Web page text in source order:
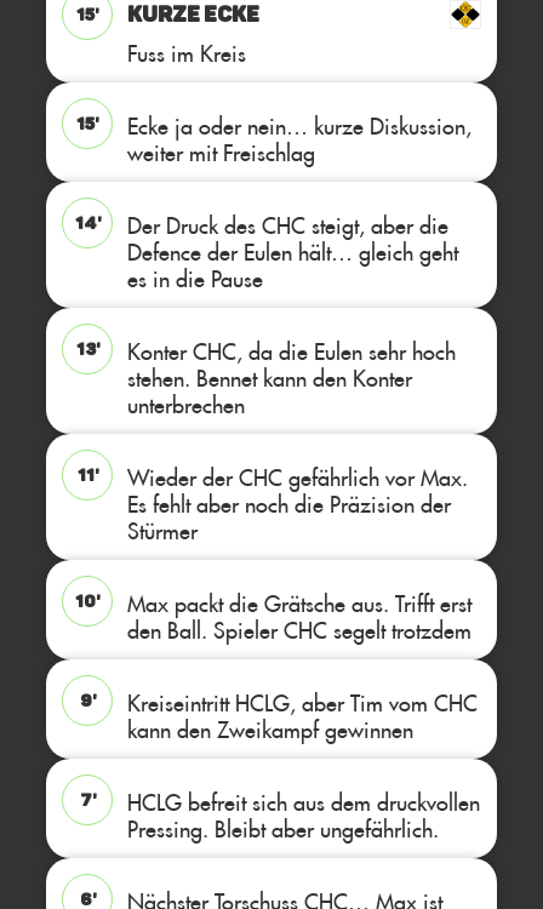
15' KURZE ECKE
Fuss im Kreis
15'
Ecke ja oder nein… kurze Diskussion,
weiter mit Freischlag
14'
Der Druck des CHC steigt, aber die
Defence der Eulen hält… gleich geht
es in die Pause
13'
Konter CHC, da die Eulen sehr hoch
stehen. Bennet kann den Konter
unterbrechen
11'
Wieder der CHC gefährlich vor Max.
Es fehlt aber noch die Präzision der
Stürmer
10'
Max packt die Grätsche aus. Trifft erst
den Ball. Spieler CHC segelt trotzdem
9'
Kreiseintritt HCLG, aber Tim vom CHC
kann den Zweikampf gewinnen
7'
HCLG befreit sich aus dem druckvollen
Pressing. Bleibt aber ungefährlich.
6'
Nächster Torschuss CHC… Max ist